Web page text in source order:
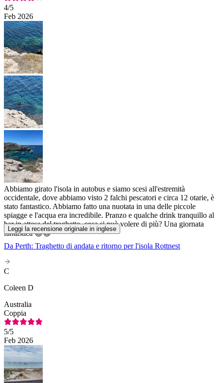
4/5
Feb 2026
Abbiamo girato l'isola in autobus e siamo scesi all'estremità
occidentale, dove abbiamo visto 2 falchi pescatori e circa 12 otarie, è
stato fantastico. Abbiamo fatto una nuotata in una delle piccole
spiagge e l'acqua era incredibile. Pranzo e qualche drink tranquillo al
bar in attesa del traghetto, cosa si può volere di più? Una giornata
fantastica 😊😊
Leggi la recensione originale in inglese
Da Perth: Traghetto di andata e ritorno per l'isola Rottnest
C
Coleen D
Australia
Coppia
5/5
Feb 2026